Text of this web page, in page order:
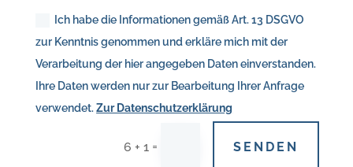
Ich habe die Informationen gemäß Art. 13 DSGVO
zur Kenntnis genommen und erkläre mich mit der
Verarbeitung der hier angegeben Daten einverstanden.
Ihre Daten werden nur zur Bearbeitung Ihrer Anfrage
verwendet.Zur Datenschutzerklärung
6 + 1 = SENDEN